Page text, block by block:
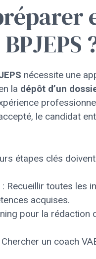
nécessite une
la dépôt d’un
le candidat
étapes clés
: Recueillir toutes les
acquises.
pour la rédaction
un coach